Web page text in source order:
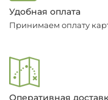
Удобная оплата
Принимаем оплату
Оперативная